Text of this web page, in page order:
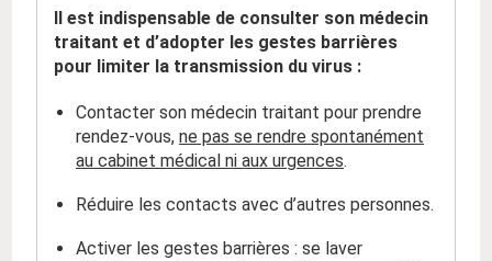
Il est indispensable de consulter son médecin
traitant et d’adopter les gestes barrières
pour limiter la transmission du virus :
Contacter son médecin traitant pour prendre
rendez-vous, ne pas se rendre spontanément
au cabinet médical ni aux urgences.
Réduire les contacts avec d’autres personnes.
Activer les gestes barrières : se laver